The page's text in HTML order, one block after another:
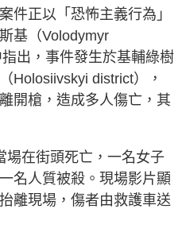
件正以「恐怖主義行為」
基（Volodymyr
出，事件發生於基輔綠樹
Holosiivskyi district），
開槍，造成多人傷亡，其
場在街頭死亡，一名女子
名人質被殺。現場影片顯
離現場，傷者由救護車送